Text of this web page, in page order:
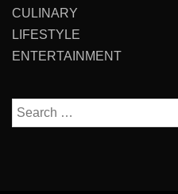
CULINARY
LIFESTYLE
ENTERTAINMENT
Search
for: